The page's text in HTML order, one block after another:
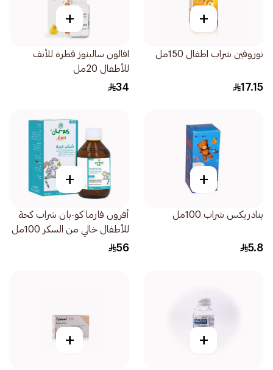
+
نوروفين شراب اطفال 150مل
17.15
+
افالون سالينوز قطرة للأنف
للأطفال 20مل
34
+
بنادريكس شراب 100مل
5.8
+
أفرون فارما كو-بان شراب كحة
للأطفال خالي من السكر 100مل
56
+
+